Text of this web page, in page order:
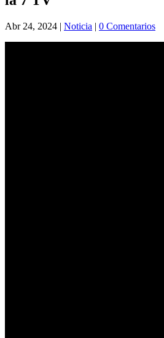
Abr 24, 2024 | Noticia | 0 Comentarios